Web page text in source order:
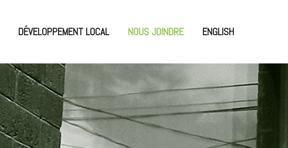
DÉVELOPPEMENT LOCAL NOUS JOINDRE ENGLISH